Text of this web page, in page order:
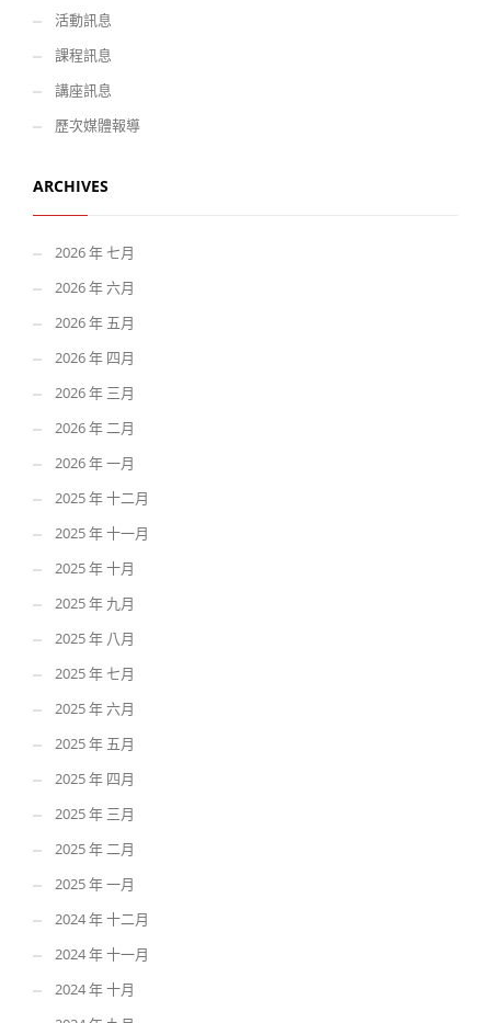
活動訊息
課程訊息
講座訊息
歷次媒體報導
ARCHIVES
2026 年 七月
2026 年 六月
2026 年 五月
2026 年 四月
2026 年 三月
2026 年 二月
2026 年 一月
2025 年 十二月
2025 年 十一月
2025 年 十月
2025 年 九月
2025 年 八月
2025 年 七月
2025 年 六月
2025 年 五月
2025 年 四月
2025 年 三月
2025 年 二月
2025 年 一月
2024 年 十二月
2024 年 十一月
2024 年 十月